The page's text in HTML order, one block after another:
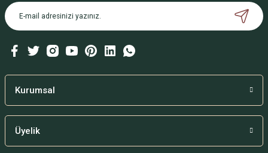
TÜKENDİ
Böbrek Küvet 25'lik
Kurumsal
Üyelik